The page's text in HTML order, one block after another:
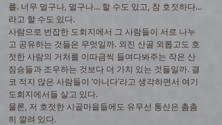
를. 너무 멀구나, 멀구나… 할 수도 있고, 참 호젓하다…
라고 할 수도 있다.
사람으로 번잡한 도회지에서 그 사람들이 서로 나누
고 공유하는 것들은 무엇일까. 외진 산골 외롭고도 호
젓한 사람의 거처를 이따금씩 들여다봐주는 작은 산
짐승들과 조우하는 것보다 더 가치 있는 것들일까. 결
코 적지 않은 사람들이 ‘아니다’라고 생각하면서 여기
도회지에서들 살고 있다.
물론, 저 호젓한 시골마을들에도 유무선 통신은 촘촘
히 깔려 있다.